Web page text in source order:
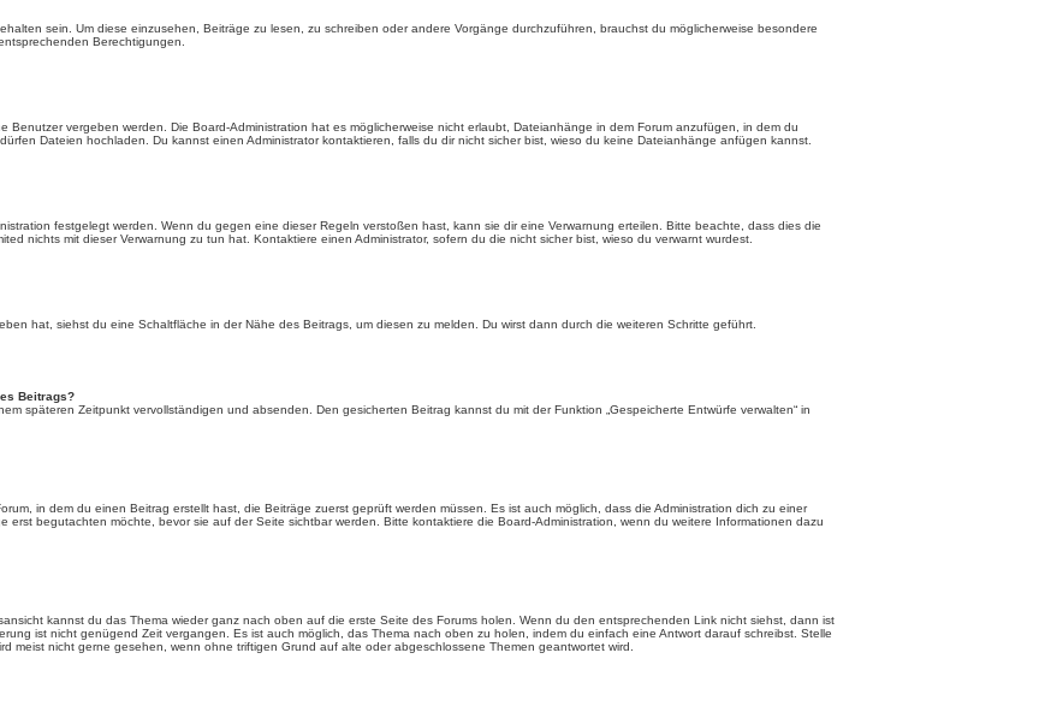
sein. Um diese einzusehen, Beiträge zu lesen, zu schreiben oder andere Vorgänge durchzuführen, brauchst du möglicherweise besondere
Berechtigungen.
vergeben werden. Die Board-Administration hat es möglicherweise nicht erlaubt, Dateianhänge in dem Forum anzufügen, in dem du
Dateien hochladen. Du kannst einen Administrator kontaktieren, falls du dir nicht sicher bist, wieso du keine Dateianhänge anfügen kannst.
festgelegt werden. Wenn du gegen eine dieser Regeln verstoßen hast, kann sie dir eine Verwarnung erteilen. Bitte beachte, dass dies die
nichts mit dieser Verwarnung zu tun hat. Kontaktiere einen Administrator, sofern du die nicht sicher bist, wieso du verwarnt wurdest.
hat, siehst du eine Schaltfläche in der Nähe des Beitrags, um diesen zu melden. Du wirst dann durch die weiteren Schritte geführt.
Beitrags?
späteren Zeitpunkt vervollständigen und absenden. Den gesicherten Beitrag kannst du mit der Funktion „Gespeicherte Entwürfe verwalten“ in
in dem du einen Beitrag erstellt hast, die Beiträge zuerst geprüft werden müssen. Es ist auch möglich, dass die Administration dich zu einer
begutachten möchte, bevor sie auf der Seite sichtbar werden. Bitte kontaktiere die Board-Administration, wenn du weitere Informationen dazu
kannst du das Thema wieder ganz nach oben auf die erste Seite des Forums holen. Wenn du den entsprechenden Link nicht siehst, dann ist
ist nicht genügend Zeit vergangen. Es ist auch möglich, das Thema nach oben zu holen, indem du einfach eine Antwort darauf schreibst. Stelle
meist nicht gerne gesehen, wenn ohne triftigen Grund auf alte oder abgeschlossene Themen geantwortet wird.